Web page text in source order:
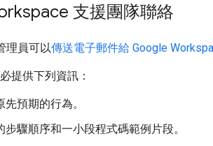
支援團隊聯絡
理員可以傳送電子郵件給 Google
提供下列資訊：
先預期的行為。
步驟順序和一小段程式碼範例片段。